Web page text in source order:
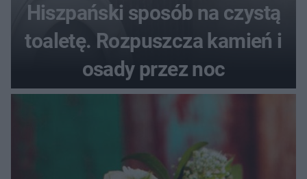
Hiszpański sposób na czystą
toaletę. Rozpuszcza kamień i
osady przez noc